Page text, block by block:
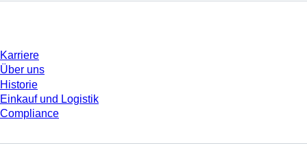
Karriere
Über uns
Historie
Einkauf und Logistik
Compliance